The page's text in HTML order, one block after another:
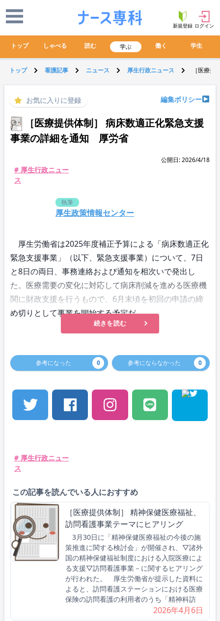
新規登録 ログイン
トップ しゃべる 読む 学ぶ 働く 学生
トップ 看護記事 ニュース 厚生行政ニュース ［医療
お気に入りに登録 編集ポリシー
［医療提供体制］ 病床数適正化緊急支援
事業の詳細を通知 厚労省
公開日: 2026/4/18
# 厚生行政ニュー
ス
執筆
厚生政策情報センター
厚生労働省は2025年度補正予算による「病床数適正化
緊急支援事業」（以下、緊急支援事業）について、7日
と8日の両日、事務連絡および通知を相次いで発出し
た。医療需要の変化に対応して病床削減を進める医療機
関に財政支援を行うもので、6月末頃を初回の申請の締
め切りとして事業を開始する予定だ。
続きを読む
参考になった 0 参考にならなかった 0
# 厚生行政ニュー
ス
この記事を読んでいる人におすすめ
［医療提供体制］ 精神保健医療福祉、
訪問看護事業テーマにヒアリング
3月30日に「精神保健医療福祉の今後の施
策推進に関する検討会」が開催され、▽諸外
国の精神保健福祉制度における入院医療によ
る支援▽訪問看護事業－に関するヒアリング
が行われた。 厚生労働省が提示した資料に
よると、訪問看護ステーションにおける医療
保険の訪問看護の利用者のうち「精神科訪
2026年4月6日